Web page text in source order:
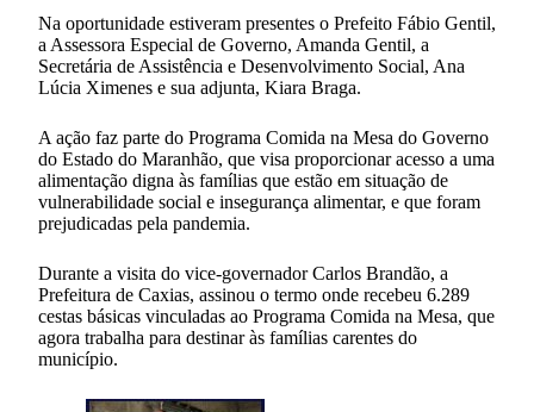
Na oportunidade estiveram presentes o Prefeito Fábio Gentil,
a Assessora Especial de Governo, Amanda Gentil, a
Secretária de Assistência e Desenvolvimento Social, Ana
Lúcia Ximenes e sua adjunta, Kiara Braga.
A ação faz parte do Programa Comida na Mesa do Governo
do Estado do Maranhão, que visa proporcionar acesso a uma
alimentação digna às famílias que estão em situação de
vulnerabilidade social e insegurança alimentar, e que foram
prejudicadas pela pandemia.
Durante a visita do vice-governador Carlos Brandão, a
Prefeitura de Caxias, assinou o termo onde recebeu 6.289
cestas básicas vinculadas ao Programa Comida na Mesa, que
agora trabalha para destinar às famílias carentes do
município.